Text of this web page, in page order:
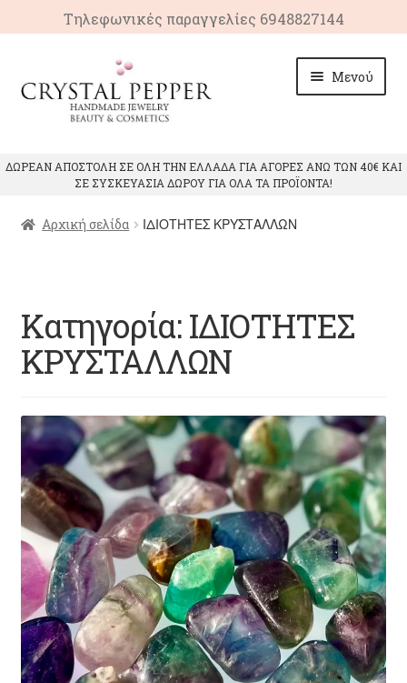
Τηλεφωνικές παραγγελίες 6948827144
μετάβαση
στην
πλοήγηση
σε
περιεχόμενο
Μενού
ΠΡΟΙΟΝΤΑ
ΙΔΙΟΤΗΤΕΣ ΚΡΥΣΤΑΛΛΩΝ
ΔΩΡΕΑΝ ΑΠΟΣΤΟΛΗ ΣΕ ΟΛΗ ΤΗΝ ΕΛΛΑΔΑ ΓΙΑ ΑΓΟΡΕΣ ΑΝΩ ΤΩΝ 40€ ΚΑΙ
ΣΕ ΣΥΣΚΕΥΑΣΙΑ ΔΩΡΟΥ ΓΙΑ ΟΛΑ ΤΑ ΠΡΟΪΟΝΤΑ!
Αρχική σελίδα ΙΔΙΟΤΗΤΕΣ ΚΡΥΣΤΑΛΛΩΝ
Κατηγορία:ΙΔΙΟΤΗΤΕΣ
ΚΡΥΣΤΑΛΛΩΝ